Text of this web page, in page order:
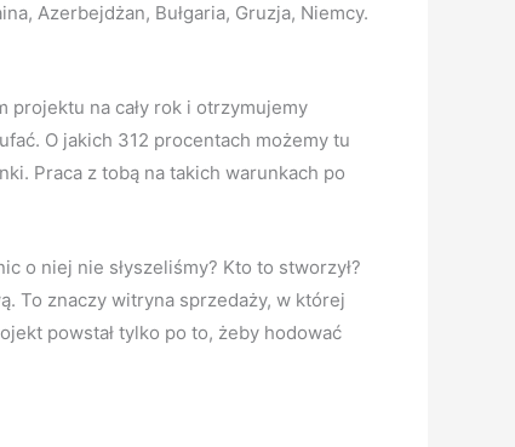
Azerbejdżan, Bułgaria, Gruzja, Niemcy.
na cały rok i otrzymujemy
O jakich 312 procentach możemy tu
Praca z tobą na takich warunkach po
o niej nie słyszeliśmy? Kto to stworzył?
To znaczy witryna sprzedaży, w której
powstał tylko po to, żeby hodować